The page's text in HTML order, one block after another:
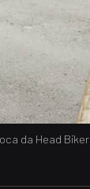
da Head Biker